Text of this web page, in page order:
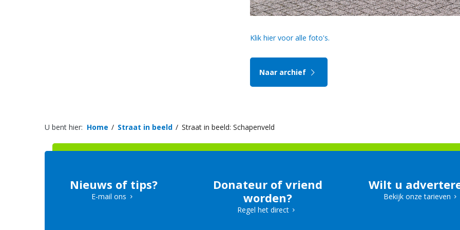
Klik hier voor alle foto's.
Naar archief
U bent hier: Home Straat in beeld Straat in beeld: Schapenveld
Nieuws of tips?
E-mail ons
Donateur of vriend
worden?
Regel het direct
Wilt u
Bekijk onze tarieven